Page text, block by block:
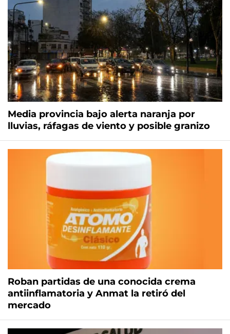
Media provincia bajo alerta naranja por
lluvias, ráfagas de viento y posible granizo
Roban partidas de una conocida crema
antiinflamatoria y Anmat la retiró del
mercado